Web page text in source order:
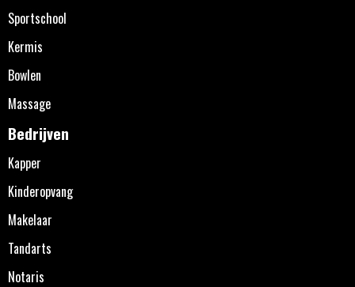
Sportschool
Kermis
Bowlen
Massage
Bedrijven
Kapper
Kinderopvang
Makelaar
Tandarts
Notaris